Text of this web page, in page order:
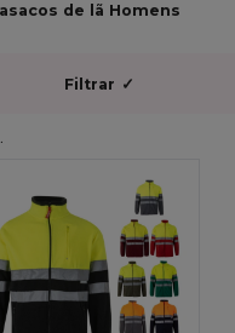
de lã Homens
Filtrar ✓